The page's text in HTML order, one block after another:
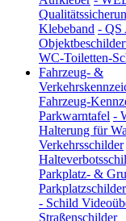
Klebeband - QS
WC-Toiletten-
Fahrzeug- &
Fahrzeug-
Parkwarntafel -
Halterung für
Verkehrsschilder
Parkplatz- &
Parkplatzschilder
- Schild
Straßenschilder